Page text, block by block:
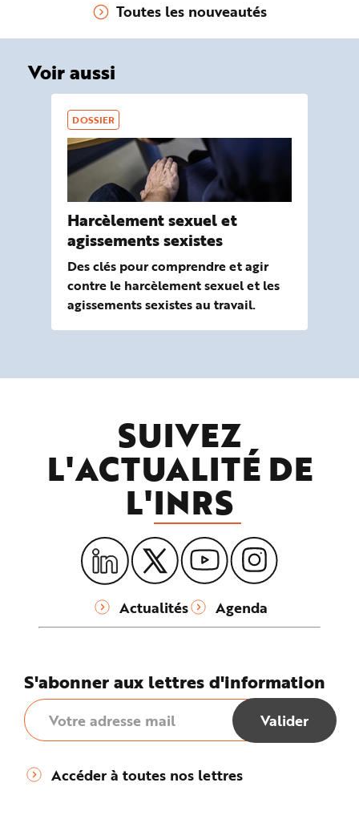
Toutes les nouveautés
Voir aussi
DOSSIER
Harcèlement sexuel et
agissements sexistes
Des clés pour comprendre et agir
contre le harcèlement sexuel et les
agissements sexistes au travail.
SUIVEZ
L'ACTUALITÉ DE
L'INRS
Actualités Agenda
S'abonner aux lettres d'information
Accéder à toutes nos lettres